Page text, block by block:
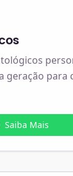
geração para
Saiba Mais